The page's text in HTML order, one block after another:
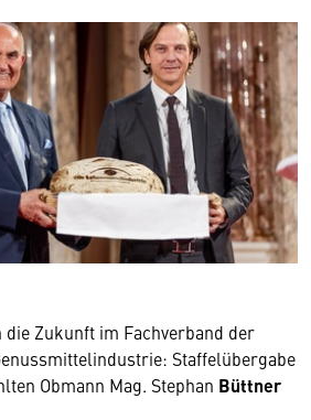
Zukunft im Fachverband der
Staffelübergabe
Obmann Mag. Stephan Büttner